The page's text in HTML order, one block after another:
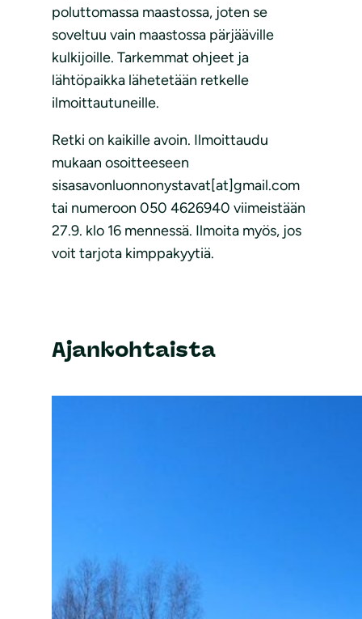
poluttomassa maastossa, joten se
soveltuu vain maastossa pärjääville
kulkijoille. Tarkemmat ohjeet ja
lähtöpaikka lähetetään retkelle
ilmoittautuneille.
Retki on kaikille avoin. Ilmoittaudu
mukaan osoitteeseen
sisasavonluonnonystavat[at]gmail.com
tai numeroon 050 4626940 viimeistään
27.9. klo 16 mennessä. Ilmoita myös, jos
voit tarjota kimppakyytiä.
Ajankohtaista